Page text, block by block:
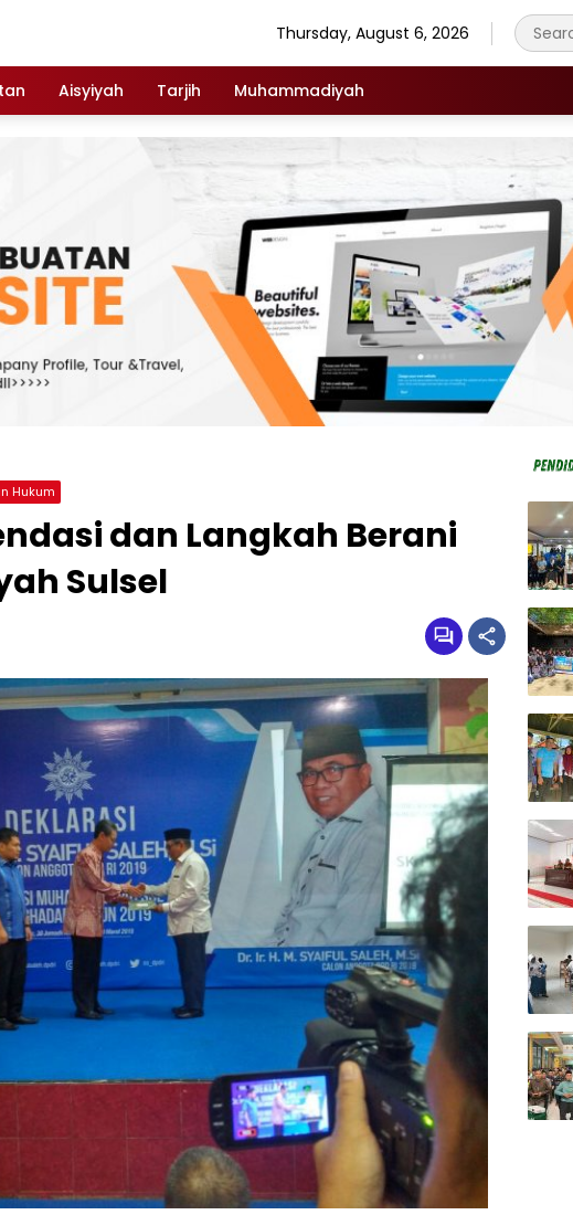
Thursday, August 6, 2026
Aisyiyah Tarjih Muhammadiyah
Hukum
dan Langkah Berani
Sulsel